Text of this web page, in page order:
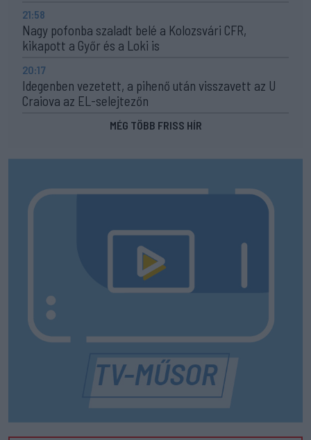
21:58
Nagy pofonba szaladt belé a Kolozsvári CFR,
kikapott a Győr és a Loki is
20:17
Idegenben vezetett, a pihenő után visszavett az U
Craiova az EL-selejtezőn
MÉG TÖBB FRISS HÍR